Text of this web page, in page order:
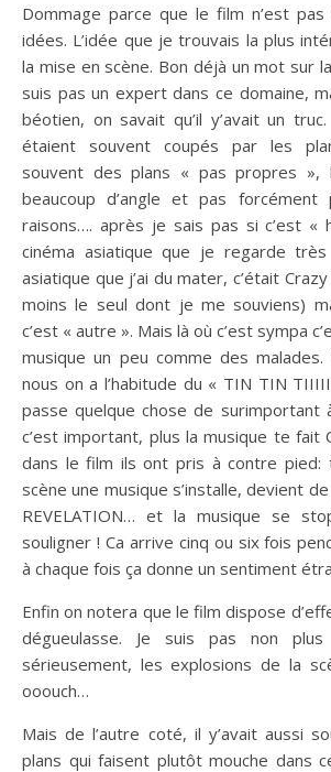
Dommage parce que le film n’est
idées. L’idée que je trouvais la plus
la mise en scène. Bon déjà un mot sur
suis pas un expert dans ce domaine,
béotien, on savait qu’il y’avait un
étaient souvent coupés par les
souvent des plans « pas propres »,
beaucoup d’angle et pas forcément
raisons…. après je sais pas si c’est «
cinéma asiatique que je regarde
asiatique que j’ai du mater, c’était
moins le seul dont je me souviens)
c’est « autre ». Mais là où c’est sympa
musique un peu comme des
nous on a l’habitude du « TIN TIN
passe quelque chose de surimportant
c’est important, plus la musique te fait
dans le film ils ont pris à contre pied:
scène une musique s’installe, devient
REVELATION… et la musique se
souligner ! Ca arrive cinq ou six fois
à chaque fois ça donne un sentiment
Enfin on notera que le film dispose
dégueulasse. Je suis pas non
sérieusement, les explosions de la
ooouch…
Mais de l’autre coté, il y’avait aussi
plans qui faisent plutôt mouche dans